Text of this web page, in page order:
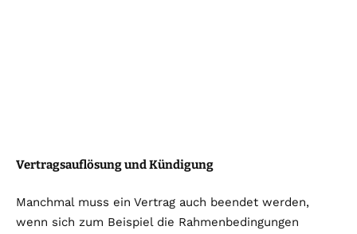
Vertragsauflösung und Kündigung
Manchmal muss ein Vertrag auch beendet werden,
wenn sich zum Beispiel die Rahmenbedingungen